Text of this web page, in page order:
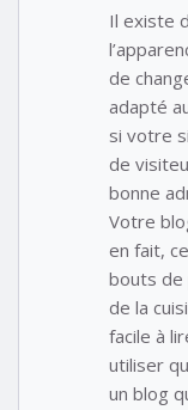
Il existe
de
adapté
si votre
de
bonne
Votre
en fait,
bouts de
de la
facile à
utiliser
un blog